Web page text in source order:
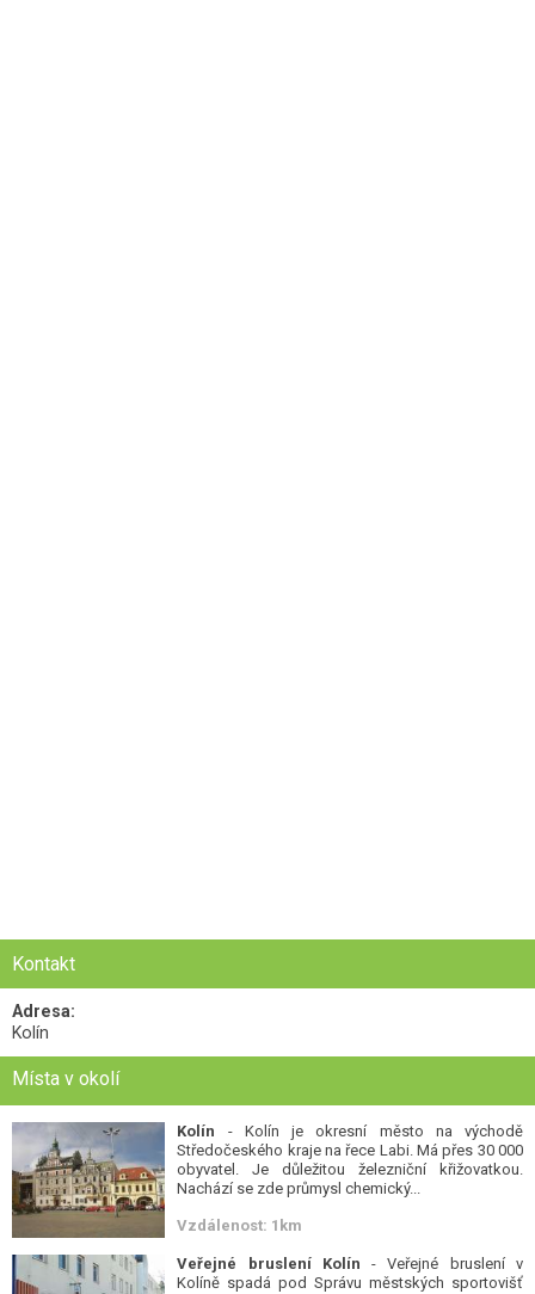
Kontakt
Adresa:
Kolín
Místa v okolí
Kolín - Kolín je okresní město na východě
Středočeského kraje na řece Labi. Má přes 30 000
obyvatel. Je důležitou železniční křižovatkou.
Nachází se zde průmysl chemický...
Vzdálenost: 1km
Veřejné bruslení Kolín - Veřejné bruslení v
Kolíně spadá pod Správu městských sportovišť